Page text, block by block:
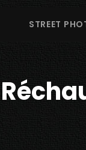
STREET